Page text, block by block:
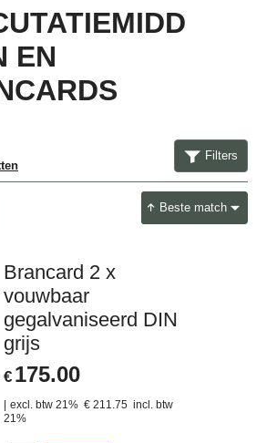
EN
Filters
Beste match
Brancard 2 x
vouwbaar
gegalvaniseerd DIN
grijs
€ 175.00
excl. btw 21% € 211.75 incl. btw
21%